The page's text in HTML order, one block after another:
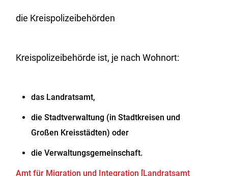
die Kreispolizeibehörden
Kreispolizeibehörde ist, je nach Wohnort:
das Landratsamt,
die Stadtverwaltung (in Stadtkreisen und
Großen Kreisstädten) oder
die Verwaltungsgemeinschaft.
Amt für Migration und Integration [Landratsamt